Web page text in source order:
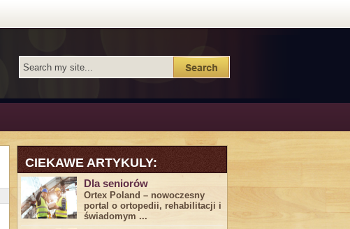
CIEKAWE ARTYKULY:
Dla seniorów
Ortex Poland – nowoczesny
portal o ortopedii, rehabilitacji i
świadomym ...